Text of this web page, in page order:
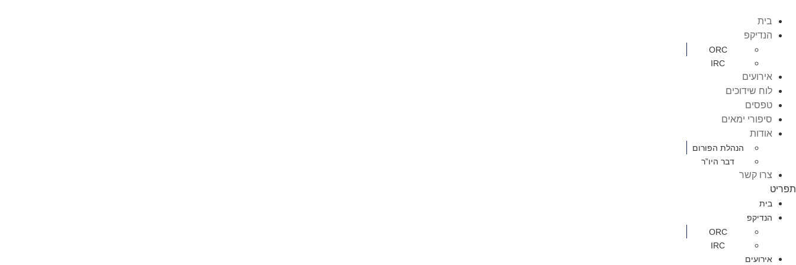
בית
הנדיקפ
ORC
IRC
אירועים
לוח שידוכים
טפסים
סיפורי ימאים
אודות
הנהלת הפורום
דבר היו”ר
צרו קשר
תפריט
בית
הנדיקפ
ORC
IRC
אירועים